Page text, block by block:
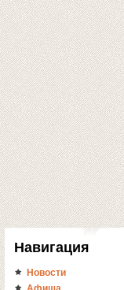
Навигация
Новости